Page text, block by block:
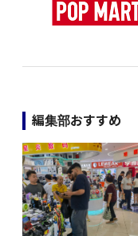
編集部おすすめ